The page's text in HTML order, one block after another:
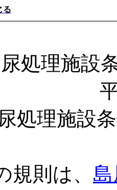
る
処理施設
処理施設
則は、